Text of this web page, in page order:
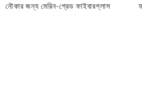
নৌকার জন্য মেরিন-গ্রেড ফাইবারগ্লাস